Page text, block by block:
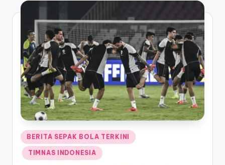
Posted
in
BERITA SEPAK BOLA TERKINI
TIMNAS INDONESIA